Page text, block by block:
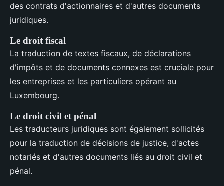
des contrats d'actionnaires et d'autres documents
juridiques.
Le droit fiscal
La traduction de textes fiscaux, de déclarations
d'impôts et de documents connexes est cruciale pour
les entreprises et les particuliers opérant au
Luxembourg.
Le droit civil et pénal
Les traducteurs juridiques sont également sollicités
pour la traduction de décisions de justice, d'actes
notariés et d'autres documents liés au droit civil et
pénal.